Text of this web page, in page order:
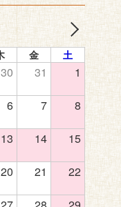
金 土
30 31 1
6 7 8
13 14 15
20 21 22